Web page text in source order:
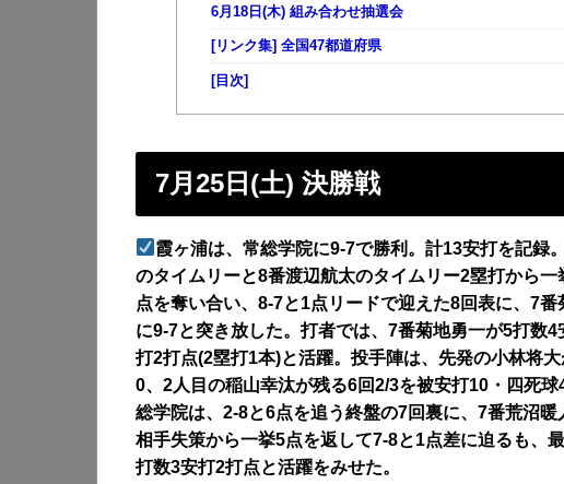
6月18日(木) 組み合わせ抽選会
[リンク集] 全国47都道府県
[目次]
7月25日(土) 決勝戦
霞ヶ浦は、常総学院に9-7で勝利。計13安打を記録
のタイムリーと8番渡辺航太のタイムリー2塁打から
点を奪い合い、8-7と1点リードで迎えた8回表に、7
に9-7と突き放した。打者では、7番菊地勇一が5打数
打2打点(2塁打1本)と活躍。投手陣は、先発の小林将
0、2人目の稲山幸汰が残る6回2/3を被安打10・四死
総学院は、2-8と6点を追う終盤の7回裏に、7番荒沼暖
相手失策から一挙5点を返して7-8と1点差に迫るも、
打数3安打2打点と活躍をみせた。